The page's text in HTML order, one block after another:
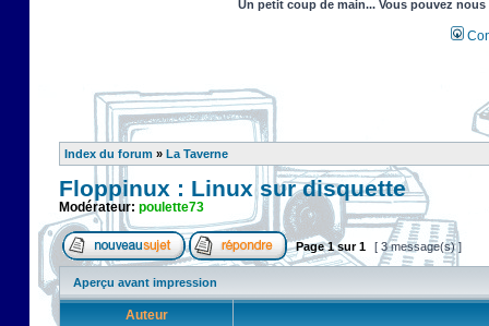
Un petit coup de main... Vous pouvez
Index du forum » La Taverne
Floppinux : Linux sur disquette
Modérateur: poulette73
Page1sur1 [ 3 message(s) ]
Aperçu avant impression
Auteur